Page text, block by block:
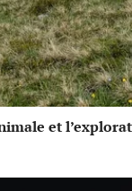
et